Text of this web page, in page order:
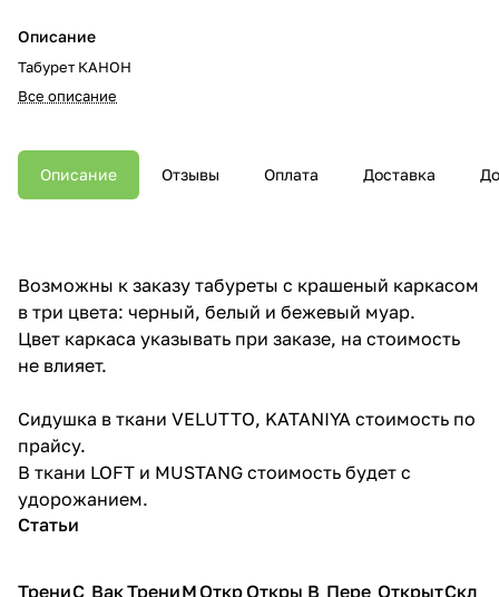
Описание
Табурет КАНОН
Все описание
Описание Отзывы Оплата Доставка
Возможны к заказу табуреты с крашеный каркасом
в три цвета: черный, белый и бежевый муар.
Цвет каркаса указывать при заказе, на стоимость
не влияет.
Сидушка в ткани VELUTTO, KATANIYA стоимость по
прайсу.
В ткани LOFT и MUSTANG стоимость будет с
удорожанием.
Статьи
ТрениС ВакТрениМОткрОткры В Пере ОткрытСкл